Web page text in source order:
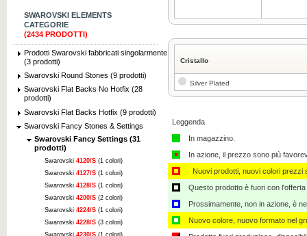
SWAROVSKI ELEMENTS
CATEGORIE
(2434 PRODOTTI)
Prodotti Swarovski fabbricati singolarmente
(3 prodotti)
Swarovski Round Stones (9 prodotti)
Swarovski Flat Backs No Hotfix (28
prodotti)
Swarovski Flat Backs Hotfix (9 prodotti)
Swarovski Fancy Stones & Settings
Swarovski Fancy Settings (31
prodotti)
Swarovski 4120/S (1 colori)
Swarovski 4127/S (1 colori)
Swarovski 4128/S (1 colori)
Swarovski 4200/S (2 colori)
Swarovski 4224/S (1 colori)
Swarovski 4228/S (3 colori)
Swarovski 4230/S (1 colori)
Cristallo
Silver Plated
Leggenda
In magazzino.
In azione, il prezzo sono più
Nuovi prodotti, nuovi colori prezzi
Questo prodotto è fuori con
Prossimamente, non in azione, è
Nuovo colore, nuovo formato nel